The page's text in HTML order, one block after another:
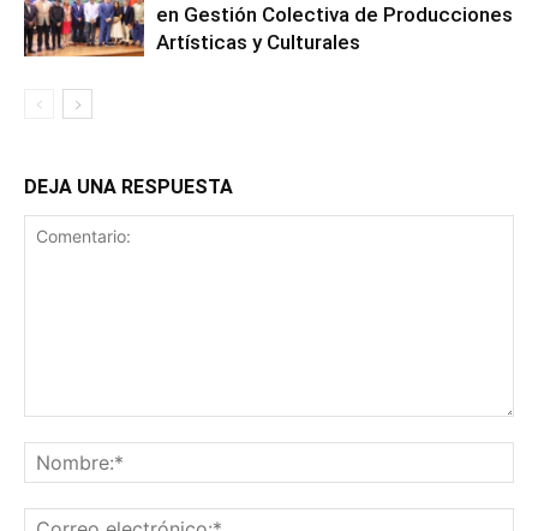
en Gestión Colectiva de Producciones
Artísticas y Culturales
DEJA UNA RESPUESTA